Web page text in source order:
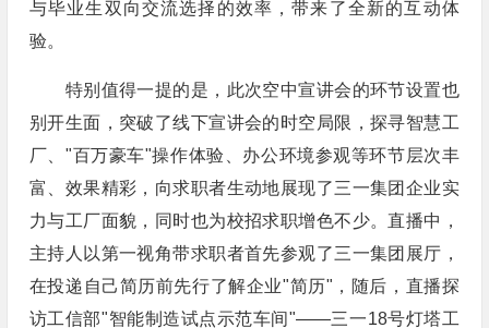
与毕业生双向交流选择的效率，带来了全新的互动体
验。
特别值得一提的是，此次空中宣讲会的环节设置也
别开生面，突破了线下宣讲会的时空局限，探寻智慧工
厂、"百万豪车"操作体验、办公环境参观等环节层次丰
富、效果精彩，向求职者生动地展现了三一集团企业实
力与工厂面貌，同时也为校招求职增色不少。直播中，
主持人以第一视角带求职者首先参观了三一集团展厅，
在投递自己简历前先行了解企业"简历"，随后，直播探
访工信部"智能制造试点示范车间"——三一18号灯塔工